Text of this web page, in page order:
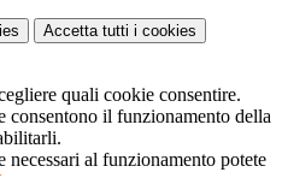
Accetta tutti i cookies
quali cookie consentire.
consentono il funzionamento della
al funzionamento potete